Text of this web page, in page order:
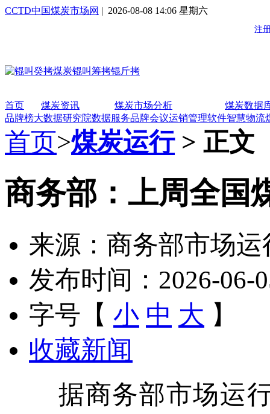
CCTD中国煤炭市场网 | 2026-08-08 14:06 星期六
首页 煤炭资讯 煤炭市场分析
煤炭数据
品牌榜大数据研究院数据服务品牌会议运销管理软件智慧物流
首页>煤炭运行> 正文
商务部：上周全国
来源：商务部市场
发布时间：2026-06-
字号【 小 中 大 】
收藏新闻
据商务部市场运行